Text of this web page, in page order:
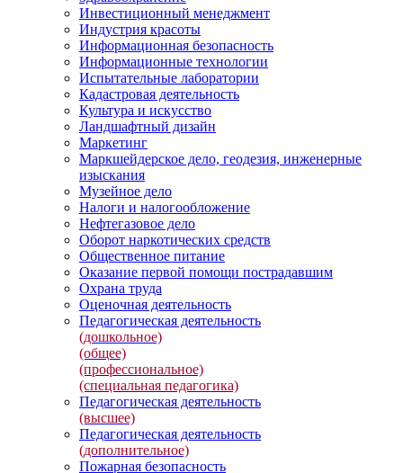
Инвестиционный менеджмент
Индустрия красоты
Информационная безопасность
Информационные технологии
Испытательные лаборатории
Кадастровая деятельность
Культура и искусство
Ландшафтный дизайн
Маркетинг
Маркшейдерское дело, геодезия, инженерные
изыскания
Музейное дело
Налоги и налогообложение
Нефтегазовое дело
Оборот наркотических средств
Общественное питание
Оказание первой помощи пострадавшим
Охрана труда
Оценочная деятельность
Педагогическая деятельность
(дошкольное)
(общее)
(профессиональное)
(специальная педагогика)
Педагогическая деятельность
(высшее)
Педагогическая деятельность
(дополнительное)
Пожарная безопасность